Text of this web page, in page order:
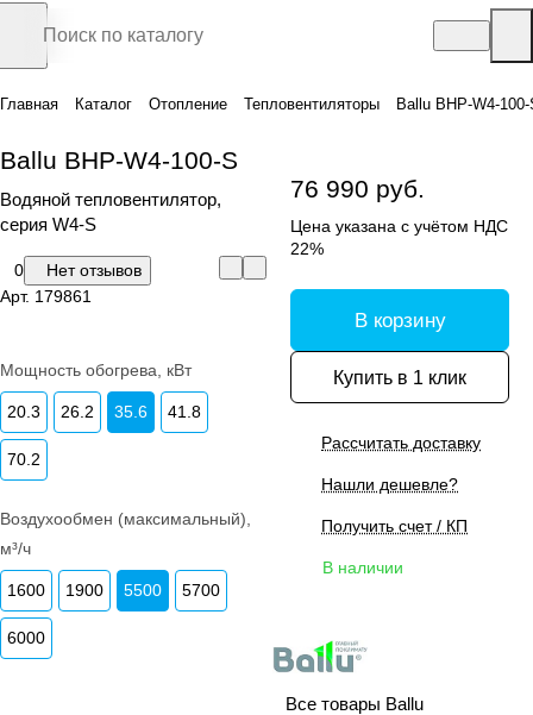
Главная Каталог Отопление Тепловентиляторы Ballu BHP-W4-100-
Ballu BHP-W4-100-S
Водяной тепловентилятор,
серия W4-S
0
Нет отзывов
Арт. 179861
Мощность обогрева, кВт
20.3 26.2 35.6 41.8
70.2
Воздухообмен (максимальный),
м³/ч
1600 1900 5500 5700
6000
76 990 руб.
Цена указана с учётом НДС
22%
В корзину
Купить в 1 клик
Рассчитать доставку
Нашли дешевле?
Получить счет / КП
В наличии
Все товары Ballu